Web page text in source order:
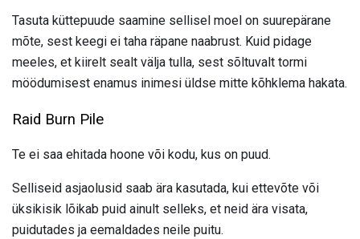
Tasuta küttepuude saamine sellisel moel on suurepärane
mõte, sest keegi ei taha räpane naabrust. Kuid pidage
meeles, et kiirelt sealt välja tulla, sest sõltuvalt tormi
möödumisest enamus inimesi üldse mitte kõhklema hakata.
Raid Burn Pile
Te ei saa ehitada hoone või kodu, kus on puud.
Selliseid asjaolusid saab ära kasutada, kui ettevõte või
üksikisik lõikab puid ainult selleks, et neid ära visata,
puidutades ja eemaldades neile puitu.